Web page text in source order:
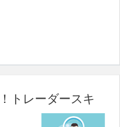
トレーダースキ